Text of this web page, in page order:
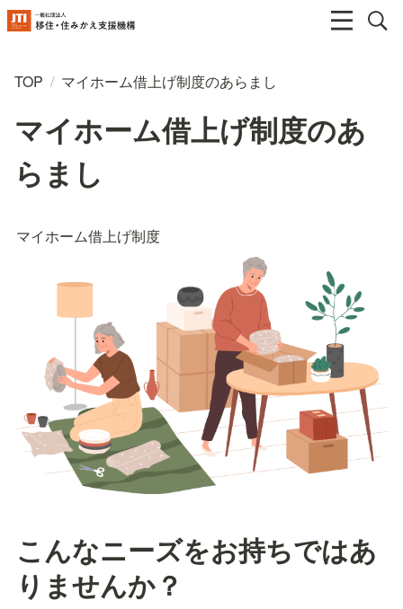
TOP / マイホーム借上げ制度のあらまし
マイホーム借上げ制度のあ
らまし
マイホーム借上げ制度
こんなニーズをお持ちではあ
りませんか？